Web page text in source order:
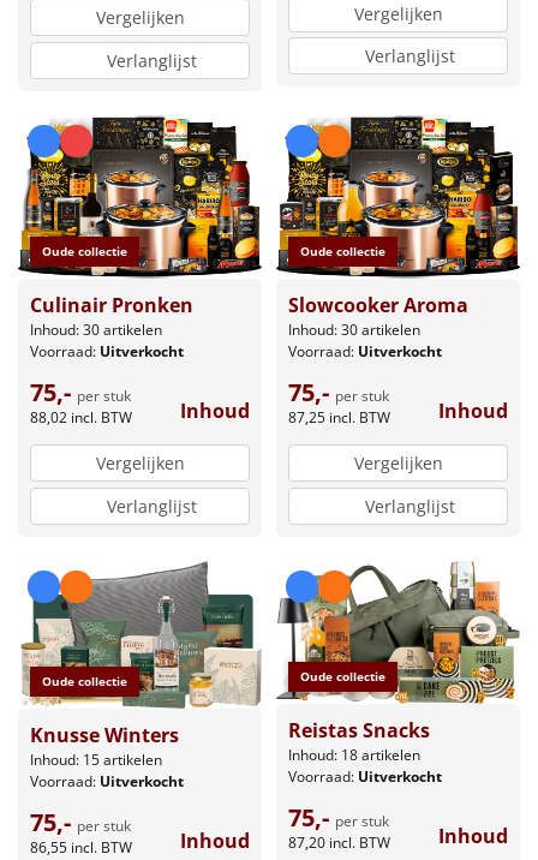
Vergelijken
Verlanglijst
Vergelijken
Verlanglijst
Oude collectie
Culinair Pronken
Inhoud: 30 artikelen
Voorraad: Uitverkocht
75,- per stuk
88,02 incl. BTW Inhoud
Vergelijken
Verlanglijst
Oude collectie
Slowcooker Aroma
Inhoud: 30 artikelen
Voorraad: Uitverkocht
75,- per stuk
87,25 incl. BTW Inhoud
Vergelijken
Verlanglijst
Oude collectie
Knusse Winters
Inhoud: 15 artikelen
Voorraad: Uitverkocht
75,- per stuk
86,55 incl. BTW Inhoud
Oude collectie
Reistas Snacks
Inhoud: 18 artikelen
Voorraad: Uitverkocht
75,- per stuk
87,20 incl. BTW Inhoud